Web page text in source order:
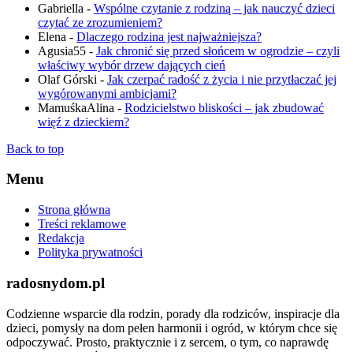
Gabriella - Wspólne czytanie z rodziną – jak nauczyć dzieci
czytać ze zrozumieniem?
Elena - Dlaczego rodzina jest najważniejsza?
Agusia55 - Jak chronić się przed słońcem w ogrodzie – czyli
właściwy wybór drzew dających cień
Olaf Górski - Jak czerpać radość z życia i nie przytłaczać jej
wygórowanymi ambicjami?
MamuśkaAlina - Rodzicielstwo bliskości – jak zbudować
więź z dzieckiem?
Back to top
Menu
Strona główna
Treści reklamowe
Redakcja
Polityka prywatności
radosnydom.pl
Codzienne wsparcie dla rodzin, porady dla rodziców, inspiracje dla
dzieci, pomysły na dom pełen harmonii i ogród, w którym chce się
odpoczywać. Prosto, praktycznie i z sercem, o tym, co naprawdę